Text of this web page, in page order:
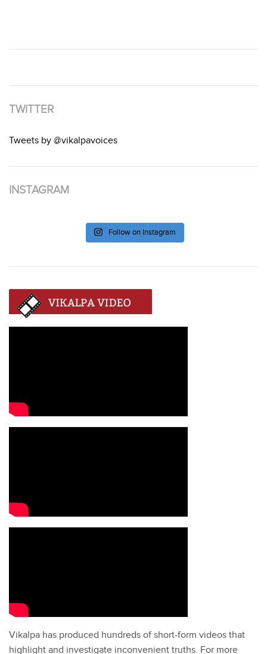
TWITTER
Tweets by @vikalpavoices
INSTAGRAM
Follow on Instagram
Vikalpa has produced hundreds of short-form videos that
highlight and investigate inconvenient truths. For more